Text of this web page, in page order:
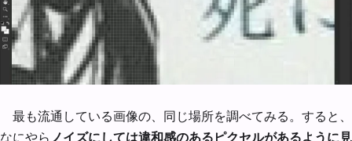
最も流通している画像の、同じ場所を調べてみる。すると、
なにやら ノイズにしては違和感のあるピクセルがあるように見